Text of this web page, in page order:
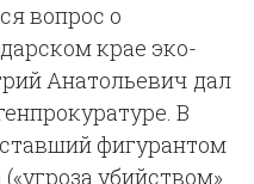
вопрос о
крае эко-
Анатольевич дал
В
ставший фигурантом
убийством»